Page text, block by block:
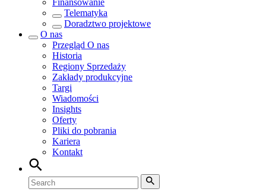
Finansowanie
Telematyka
Doradztwo projektowe
O nas
Przegląd O nas
Historia
Regiony Sprzedaży
Zakłady produkcyjne
Targi
Wiadomości
Insights
Oferty
Pliki do pobrania
Kariera
Kontakt